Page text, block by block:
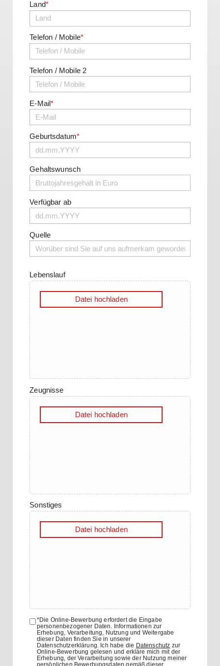
Land*
Telefon / Mobile*
Telefon / Mobile 2
E-Mail*
Geburtsdatum*
Gehaltswunsch
Verfügbar ab
Quelle
Lebenslauf
Datei hochladen
Zeugnisse
Datei hochladen
Sonstiges
Datei hochladen
*Die Online-Bewerbung erfordert die Eingabe
personenbezogener Daten. Informationen zur
Erhebung, Verarbeitung, Nutzung und Weitergabe
dieser Daten finden Sie in unserer
Datenschutzerklärung. Ich habe die Datenschutz zur
Online-Bewerbung gelesen und erkläre mich mit der
Erhebung, der Verarbeitung sowie der Nutzung meiner
persönlichen Bewerbungsdaten gemäß dieser